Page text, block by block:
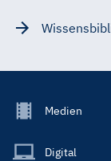
Footer
Main
Medien
Digital